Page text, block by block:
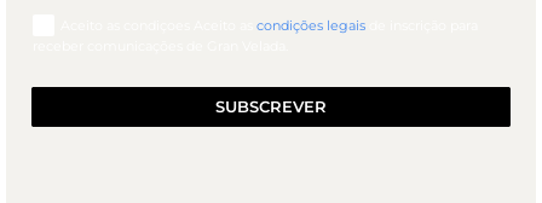
condições legais
SUBSCREVER